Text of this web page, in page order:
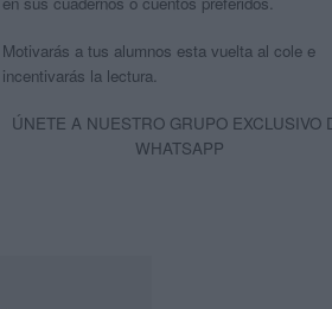
Motivarás a tus alumnos esta vuelta al cole e
incentivarás la lectura.
ÚNETE A NUESTRO GRUPO EXCLUSIVO
WHATSAPP